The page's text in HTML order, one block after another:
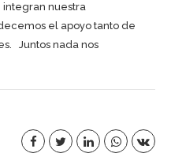
nuestra
el apoyo tanto de
Juntos nada nos